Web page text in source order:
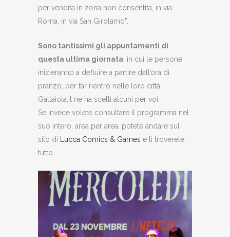
per vendita in zona non consentita, in via
Roma, in via San Girolamo”.
Sono tantissimi gli appuntamenti di
questa ultima giornata , in cui le persone
inizieranno a defluire a partire dall’ora di
pranzo, per far rientro nelle loro città.
Gattaiola.it ne ha scelti alcuni per voi.
Se invece volete consultare il programma nel
suo intero, area per area, potete andare sul
sito di
Lucca Comics & Games e lì troverete
tutto.